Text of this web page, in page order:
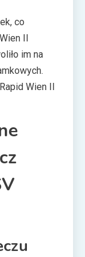
co
II
im na
Wien II